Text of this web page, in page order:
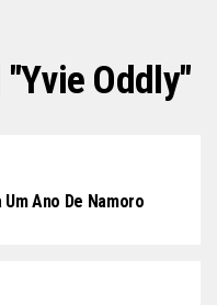
Oddly"
Ano De Namoro